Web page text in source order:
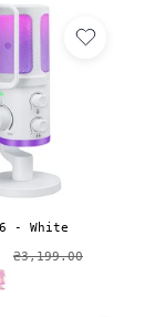
- White
₴3,199.00